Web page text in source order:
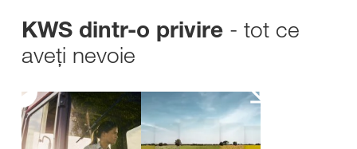
KWS dintr-o privire - tot ce
aveți nevoie